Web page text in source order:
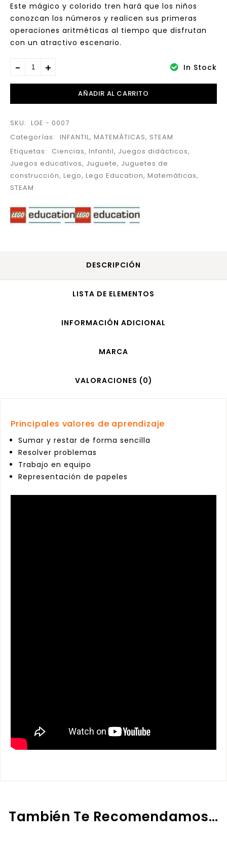
Este mágico y colorido tren hará que los niños
conozcan los números y realicen sus primeras
operaciones aritméticas al tiempo que disfrutan
con un atractivo escenario.
In Stock
AÑADIR AL CARRITO
SKU: LGE - 0007
Categorías: INFANTIL, MATEMÁTICAS, STEAM
Etiquetas:
Ciencias, Infantil, Juegos didácticos,
Juegos educativos, Juguete, Juguetes de
construcción, Lego, Lego Education, Matemáticas,
STEAM
DESCRIPCIÓN
LISTA DE ELEMENTOS
INFORMACIÓN ADICIONAL
MARCA
VALORACIONES (0)
Principales valores de aprendizaje
Sumar y restar de forma sencilla
Resolver problemas
Trabajo en equipo
Representación de papeles
También Te Recomendamos…